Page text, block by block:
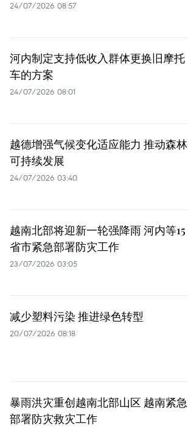
24/07/2026 08:57
河内制定支持低收入群体更换旧摩托
车的方案
24/07/2026 08:01
越德增强气候变化适应能力 推动森林
可持续发展
24/07/2026 03:40
越南北部将迎新一轮强降雨 河内等15
省市紧急部署防灾工作
23/07/2026 03:05
减少塑料污染 推进绿色转型
20/07/2026 08:18
暴雨洪灾重创越南北部山区 越南紧急
部署防灾救灾工作